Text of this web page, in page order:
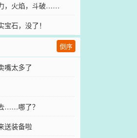
，火焰，斗破……
石，没了！
倒序
嘴太多了
……哪了？
送装备啦